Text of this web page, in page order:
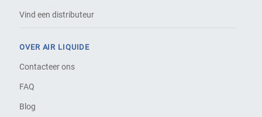
Vind een distributeur
OVER AIR LIQUIDE
Contacteer ons
FAQ
Blog